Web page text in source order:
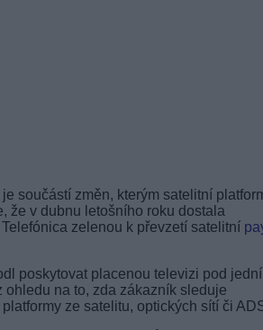
součástí změn, kterým satelitní
že v dubnu letošního roku dostala
zelenou k převzetí satelitní
poskytovat placenou televizi pod
ohledu na to, zda zákazník sleduje
ze satelitu, optických sítí či